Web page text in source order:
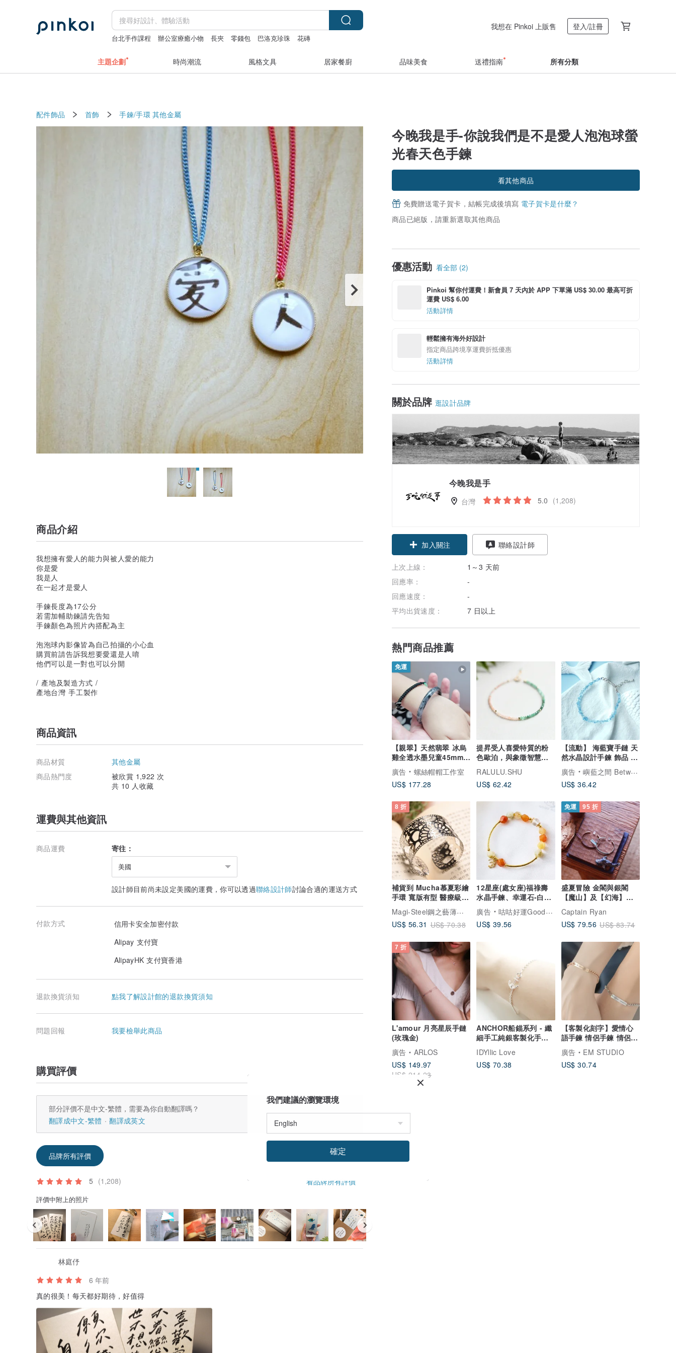
台北手作課程 辦公室療癒小物 長夾 零錢包 巴洛克珍珠
花磚
我想在 Pinkoi 上販售 登入/註冊
主題企劃 時尚潮流 風格文具 居家餐廚 品味美食 送禮指南 所有分類
配件飾品 首飾 手鍊/手環 其他金屬
今晚我是手-你說我們是不是愛人泡泡球螢
光春天色手鍊
看其他商品
免費贈送電子賀卡，結帳完成後填寫 電子賀卡是什麼？
商品已絕版，請重新選取其他商品
優惠活動 看全部 (2)
Pinkoi 幫你付運費！新會員 7 天內於 APP 下單滿 US$ 30.00 最高可折
運費 US$ 6.00
活動詳情
輕鬆擁有海外好設計
指定商品跨境享運費折抵優惠
活動詳情
關於品牌 逛設計品牌
今晚我是手
台灣 5.0 (1,208)
加入關注 聯絡設計師
上次上線：
1～3 天前
回應率：
-
回應速度：
-
平均出貨速度：
7 日以上
熱門商品推薦
免運
【親翠】天然翡翠 冰烏
雞全透水墨兒童45mm手
鐲
廣告
螺絲帽帽工作室
US$ 177.28
提昇受人喜愛特質的粉
色歐泊，與象徵智慧的
石手鍊
RALULU.SHU
US$ 62.42
【流動】 海藍寶手鏈 天
然水晶設計手鍊 飾品 海
水藍寶 半寶石
廣告
嶼藍之間 Between Blues
US$ 36.42
8 折
補貨到 Mucha慕夏彩繪
手環 寬版有型 醫療級薄
鋼不會氧化過敏
Magi-Steel鋼之藝薄鋼飾品 故宮授權聯名商品 台灣設計製造
US$ 56.31 US$ 70.38
12星座(處女座)福祿壽
水晶手鍊、幸運石-白水
晶、帶來正能量
廣告
咕咕好運GoodGoodLuck
US$ 39.56
免運 95 折
盛夏冒險 金閣與銀閣
【魔山】及【幻海】混
色特別版 鈦鋼手鐲
Captain Ryan
US$ 79.56 US$ 83.74
7 折
L'amour 月亮星辰手鏈
(玫瑰金)
廣告
ARLOS
US$ 149.97
US$ 214.23
ANCHOR船錨系列 - 纖
細手工純銀客製化手鍊
腳鍊
IDYllic Love
US$ 70.38
【客製化刻字】愛情心
語手鍊 情侶手鍊 情侶手
環 客製化 情侶
廣告
EM STUDIO
US$ 30.74
商品介紹
我想擁有愛人的能力與被人愛的能力
你是愛
我是人
在一起才是愛人
手鍊長度為17公分
若需加輔助鍊請先告知
手鍊顏色為照片內搭配為主
泡泡球內影像皆為自己拍攝的小心血
購買前請告訴我想要愛還是人唷
他們可以是一對也可以分開
/ 產地及製造方式 /
產地台灣 手工製作
商品資訊
商品材質
其他金屬
商品熱門度
被欣賞 1,922 次
共 10 人收藏
運費與其他資訊
商品運費 寄往：
美國
設計師目前尚未設定美國的運費，你可以透過聯絡設計師討論合適的運送方式
付款方式
信用卡安全加密付款
Alipay 支付寶
AlipayHK 支付寶香港
退款換貨須知 點我了解設計館的退款換貨須知
問題回報 我要檢舉此商品
購買評價
部分評價不是中文-繁體，需要為你自動翻譯嗎？
翻譯成中文-繁體
翻譯成英文
品牌所有評價
5 (1,208) 看品牌所有評價
評價中附上的照片
林庭伃
6 年前
真的很美！每天都好期待，好值得
我們建議的瀏覽環境
確定